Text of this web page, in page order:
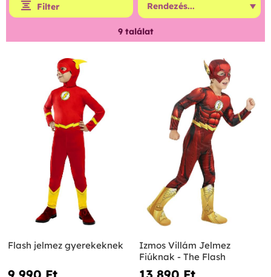
Filter
9találat
Flash jelmez gyerekeknek
Izmos Villám Jelmez
Fiúknak - The Flash